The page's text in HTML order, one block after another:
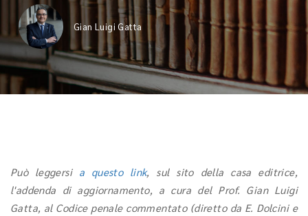
Gian Luigi Gatta
Può leggersi a questo link, sul sito della casa editrice,
l'addenda di aggiornamento, a cura del Prof. Gian Luigi
Gatta, al Codice penale commentato (diretto da E. Dolcini e